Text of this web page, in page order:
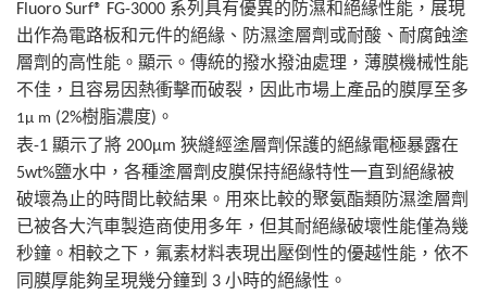
Fluoro Surf® FG-3000 系列具有優異的防濕和絕緣性能，展現
出作為電路板和元件的絕緣、防濕塗層劑或耐酸、耐腐蝕塗
層劑的高性能。顯示。傳統的撥水撥油處理，薄膜機械性能
不佳，且容易因熱衝擊而破裂，因此市場上產品的膜厚至多
1μ m (2%樹脂濃度)。
表-1 顯示了將 200μm 狹縫經塗層劑保護的絕緣電極暴露在
5wt%鹽水中，各種塗層劑皮膜保持絕緣特性一直到絕緣被
破壞為止的時間比較結果。用來比較的聚氨酯類防濕塗層劑
已被各大汽車製造商使用多年，但其耐絕緣破壞性能僅為幾
秒鐘。相較之下，氟素材料表現出壓倒性的優越性能，依不
同膜厚能夠呈現幾分鐘到 3 小時的絕緣性。